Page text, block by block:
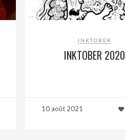
INKTOBER
INKTOBER 2020
10 août 2021